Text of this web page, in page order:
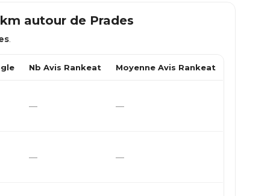
autour de Prades
.
Nb Avis Rankeat Moyenne Avis Rankeat
— —
— —